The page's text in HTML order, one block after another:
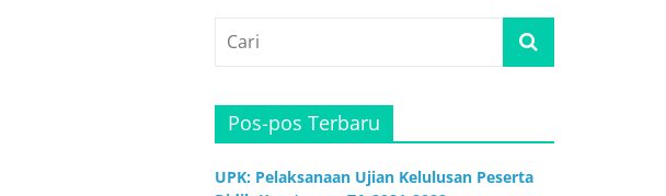
Pos-pos Terbaru
UPK: Pelaksanaan Ujian Kelulusan Peserta